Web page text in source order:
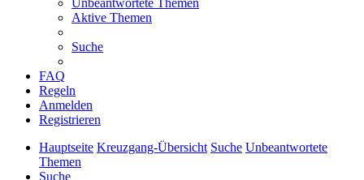
Unbeantwortete Themen
Aktive Themen
Suche
FAQ
Regeln
Anmelden
Registrieren
Hauptseite Kreuzgang-Übersicht Suche Unbeantwortete
Themen
Suche